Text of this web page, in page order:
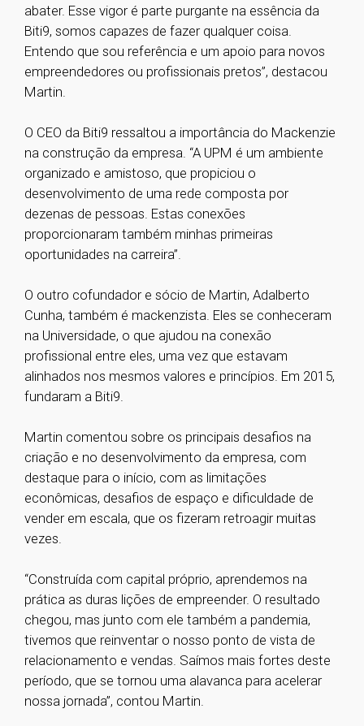
abater. Esse vigor é parte purgante na essência da
Biti9, somos capazes de fazer qualquer coisa.
Entendo que sou referência e um apoio para novos
empreendedores ou profissionais pretos”, destacou
Martin.
O CEO da Biti9 ressaltou a importância do Mackenzie
na construção da empresa. “A UPM é um ambiente
organizado e amistoso, que propiciou o
desenvolvimento de uma rede composta por
dezenas de pessoas. Estas conexões
proporcionaram também minhas primeiras
oportunidades na carreira”.
O outro cofundador e sócio de Martin, Adalberto
Cunha, também é mackenzista. Eles se conheceram
na Universidade, o que ajudou na conexão
profissional entre eles, uma vez que estavam
alinhados nos mesmos valores e princípios. Em 2015,
fundaram a Biti9.
Martin comentou sobre os principais desafios na
criação e no desenvolvimento da empresa, com
destaque para o início, com as limitações
econômicas, desafios de espaço e dificuldade de
vender em escala, que os fizeram retroagir muitas
vezes.
“Construída com capital próprio, aprendemos na
prática as duras lições de empreender. O resultado
chegou, mas junto com ele também a pandemia,
tivemos que reinventar o nosso ponto de vista de
relacionamento e vendas. Saímos mais fortes deste
período, que se tornou uma alavanca para acelerar
nossa jornada”, contou Martin.